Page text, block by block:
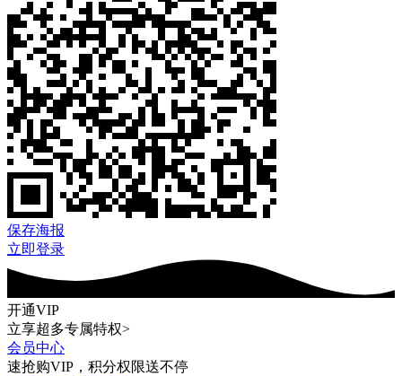
保存海报
立即登录
开通VIP
立享超多专属特权>
会员中心
速抢购VIP，积分权限送不停